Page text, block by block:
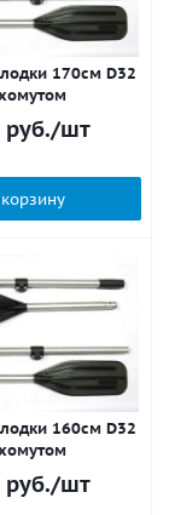
170см D32
руб./шт
160см D32
руб./шт